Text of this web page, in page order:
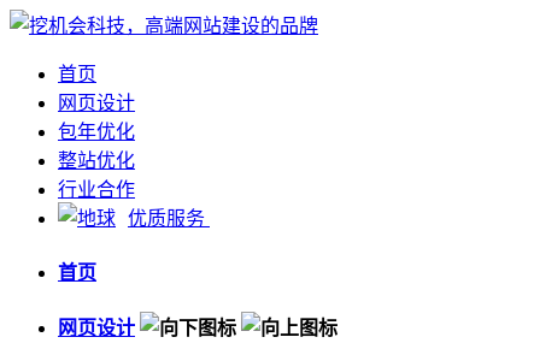
首页
网页设计
包年优化
整站优化
行业合作
优质服务
首页
网页设计